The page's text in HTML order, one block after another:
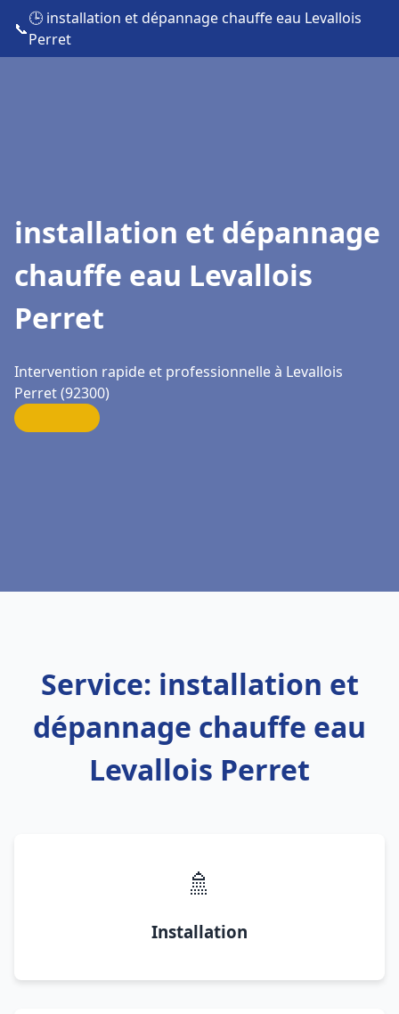
📞
🕒 installation et dépannage chauffe eau Levallois
Perret
installation et dépannage
chauffe eau Levallois
Perret
Intervention rapide et professionnelle à Levallois
Perret (92300)
Service: installation et
dépannage chauffe eau
Levallois Perret
🚿
Installation